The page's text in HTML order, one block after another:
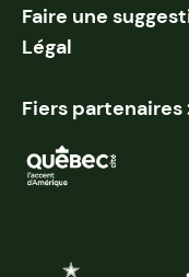
Faire une
Légal
Fiers partenaires